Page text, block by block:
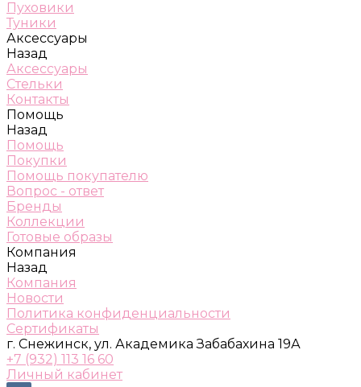
Пуховики
Туники
Аксессуары
Назад
Аксессуары
Стельки
Контакты
Помощь
Назад
Помощь
Покупки
Помощь покупателю
Вопрос - ответ
Бренды
Коллекции
Готовые образы
Компания
Назад
Компания
Новости
Политика конфиденциальности
Сертификаты
г. Снежинск, ул. Академика Забабахина 19А
+7 (932) 113 16 60
Личный кабинет